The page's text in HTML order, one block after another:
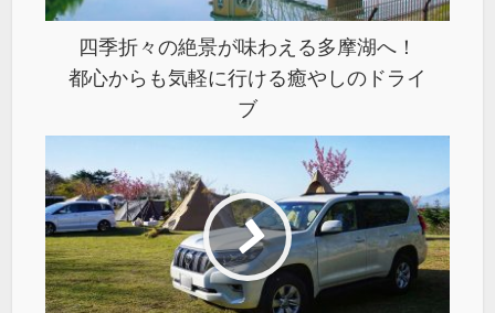
四季折々の絶景が味わえる多摩湖へ！
都心からも気軽に行ける癒やしのドライ
ブ